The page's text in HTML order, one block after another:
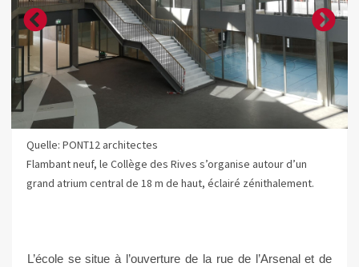
Quelle: PONT12 architectes
Flambant neuf, le Collège des Rives s’organise autour d’un
grand atrium central de 18 m de haut, éclairé zénithalement.
L’école se situe à l’ouverture de la rue de l’Arsenal et de